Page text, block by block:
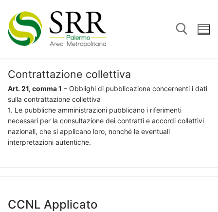
contenuto
Cerca:
Contrattazione collettiva
Art. 21, comma 1 – Obblighi di pubblicazione concernenti i dati
sulla contrattazione collettiva
1. Le pubbliche amministrazioni pubblicano i riferimenti
necessari per la consultazione dei contratti e accordi collettivi
nazionali, che si applicano loro, nonché le eventuali
interpretazioni autentiche.
CCNL Applicato